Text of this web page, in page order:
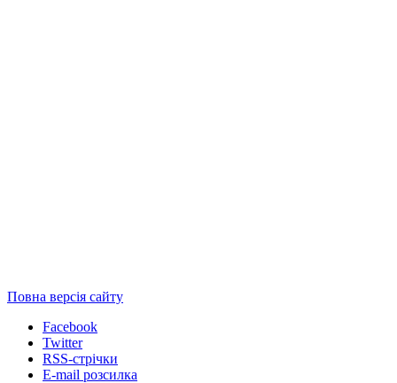
Повна версія сайту
Facebook
Twitter
RSS-стрічки
E-mail розсилка